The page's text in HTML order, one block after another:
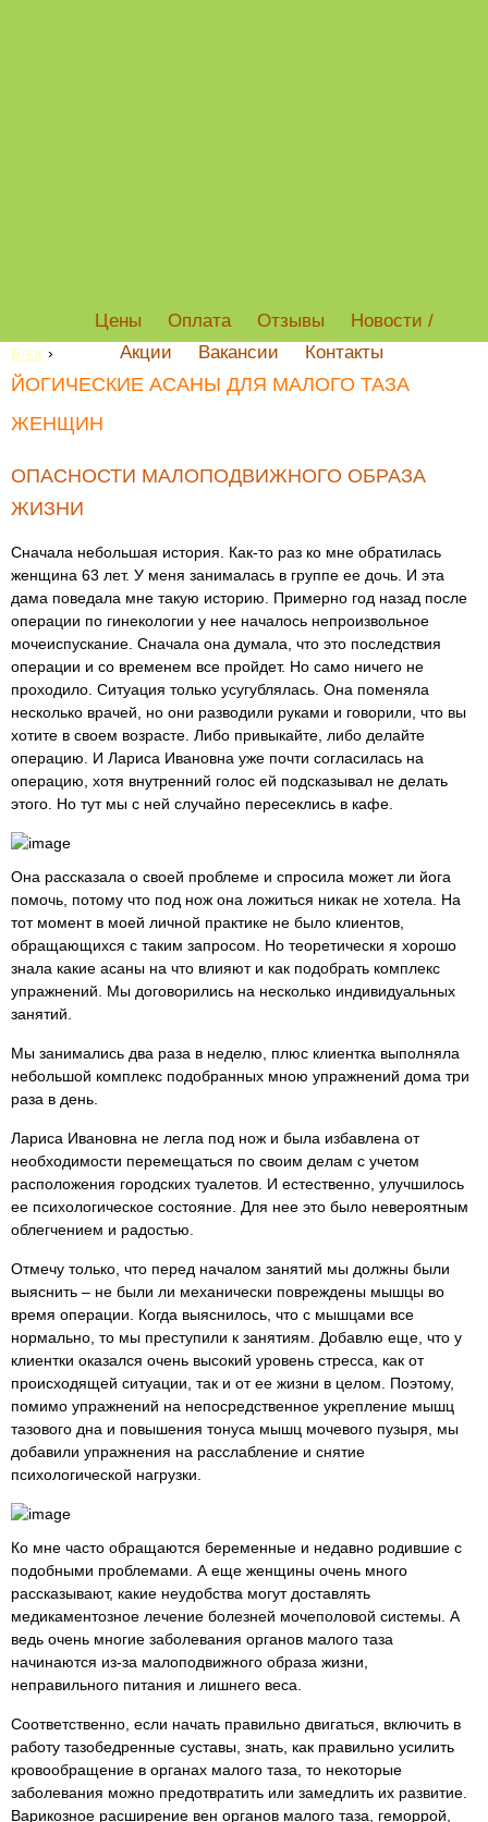
Цены Оплата Отзывы
Новости /
Акции
Вакансии Контакты
Блог ›
ЙОГИЧЕСКИЕ АСАНЫ ДЛЯ МАЛОГО ТАЗА
ЖЕНЩИН
ОПАСНОСТИ МАЛОПОДВИЖНОГО ОБРАЗА
ЖИЗНИ
Сначала небольшая история. Как-то раз ко мне обратилась
женщина 63 лет. У меня занималась в группе ее дочь. И эта
дама поведала мне такую историю. Примерно год назад после
операции по гинекологии у нее началось непроизвольное
мочеиспускание. Сначала она думала, что это последствия
операции и со временем все пройдет. Но само ничего не
проходило. Ситуация только усугублялась. Она поменяла
несколько врачей, но они разводили руками и говорили, что вы
хотите в своем возрасте. Либо привыкайте, либо делайте
операцию. И Лариса Ивановна уже почти согласилась на
операцию, хотя внутренний голос ей подсказывал не делать
этого. Но тут мы с ней случайно пересеклись в кафе.
Она рассказала о своей проблеме и спросила может ли йога
помочь, потому что под нож она ложиться никак не хотела. На
тот момент в моей личной практике не было клиентов,
обращающихся с таким запросом. Но теоретически я хорошо
знала какие асаны на что влияют и как подобрать комплекс
упражнений. Мы договорились на несколько индивидуальных
занятий.
Мы занимались два раза в неделю, плюс клиентка выполняла
небольшой комплекс подобранных мною упражнений дома три
раза в день.
Лариса Ивановна не легла под нож и была избавлена от
необходимости перемещаться по своим делам с учетом
расположения городских туалетов. И естественно, улучшилось
ее психологическое состояние. Для нее это было невероятным
облегчением и радостью.
Отмечу только, что перед началом занятий мы должны были
выяснить – не были ли механически повреждены мышцы во
время операции. Когда выяснилось, что с мышцами все
нормально, то мы преступили к занятиям. Добавлю еще, что у
клиентки оказался очень высокий уровень стресса, как от
происходящей ситуации, так и от ее жизни в целом. Поэтому,
помимо упражнений на непосредственное укрепление мышц
тазового дна и повышения тонуса мышц мочевого пузыря, мы
добавили упражнения на расслабление и снятие
психологической нагрузки.
Ко мне часто обращаются беременные и недавно родившие с
подобными проблемами. А еще женщины очень много
рассказывают, какие неудобства могут доставлять
медикаментозное лечение болезней мочеполовой системы. А
ведь очень многие заболевания органов малого таза
начинаются из-за малоподвижного образа жизни,
неправильного питания и лишнего веса.
Соответственно, если начать правильно двигаться, включить в
работу тазобедренные суставы, знать, как правильно усилить
кровообращение в органах малого таза, то некоторые
заболевания можно предотвратить или замедлить их развитие.
Варикозное расширение вен органов малого таза, геморрой,